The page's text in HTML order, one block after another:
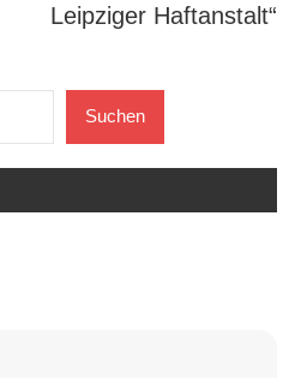
Leipziger Haftanstalt“
Suchen